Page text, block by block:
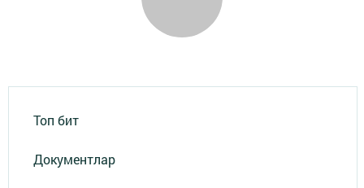
Топ бит
Документлар